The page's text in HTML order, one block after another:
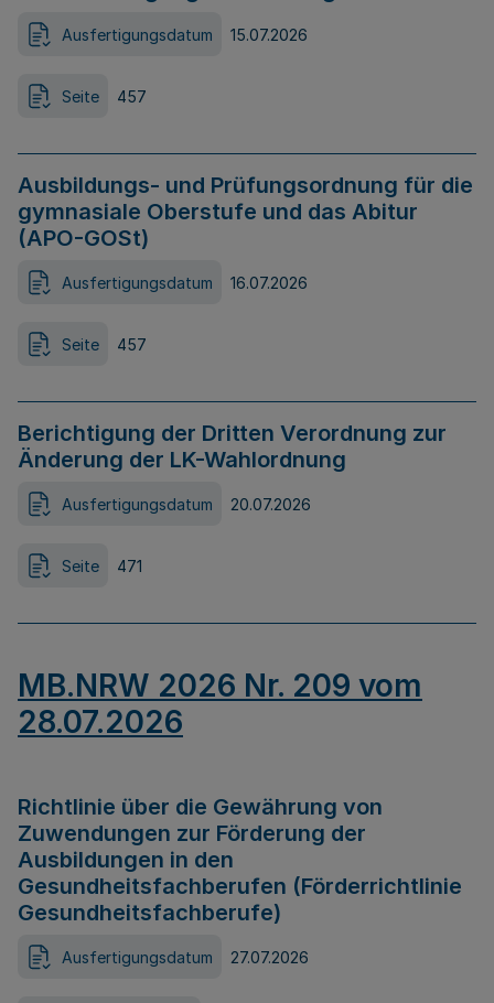
Ausfertigungsdatum 15.07.2026
Seite 457
Ausbildungs- und Prüfungsordnung für die
gymnasiale Oberstufe und das Abitur
(APO-GOSt)
Ausfertigungsdatum 16.07.2026
Seite 457
Berichtigung der Dritten Verordnung zur
Änderung der LK-Wahlordnung
Ausfertigungsdatum 20.07.2026
Seite 471
MB.NRW 2026 Nr. 209 vom
28.07.2026
Richtlinie über die Gewährung von
Zuwendungen zur Förderung der
Ausbildungen in den
Gesundheitsfachberufen (Förderrichtlinie
Gesundheitsfachberufe)
Ausfertigungsdatum 27.07.2026